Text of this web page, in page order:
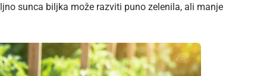
sunca biljka može razviti puno zelenila, ali manje